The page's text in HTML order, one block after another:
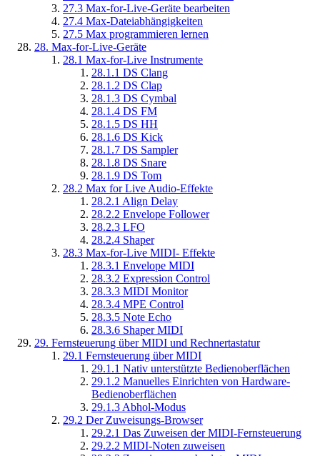
27.3 Max-for-Live-Geräte bearbeiten
27.4 Max-Dateiabhängigkeiten
27.5 Max programmieren lernen
28. Max-for-Live-Geräte
28.1 Max-for-Live Instrumente
28.1.1 DS Clang
28.1.2 DS Clap
28.1.3 DS Cymbal
28.1.4 DS FM
28.1.5 DS HH
28.1.6 DS Kick
28.1.7 DS Sampler
28.1.8 DS Snare
28.1.9 DS Tom
28.2 Max for Live Audio-Effekte
28.2.1 Align Delay
28.2.2 Envelope Follower
28.2.3 LFO
28.2.4 Shaper
28.3 Max-for-Live MIDI- Effekte
28.3.1 Envelope MIDI
28.3.2 Expression Control
28.3.3 MIDI Monitor
28.3.4 MPE Control
28.3.5 Note Echo
28.3.6 Shaper MIDI
29. Fernsteuerung über MIDI und Rechnertastatur
29.1 Fernsteuerung über MIDI
29.1.1 Nativ unterstützte Bedienoberflächen
29.1.2 Manuelles Einrichten von Hardware-
Bedienoberflächen
29.1.3 Abhol-Modus
29.2 Der Zuweisungs-Browser
29.2.1 Das Zuweisen der MIDI-Fernsteuerung
29.2.2 MIDI-Noten zuweisen